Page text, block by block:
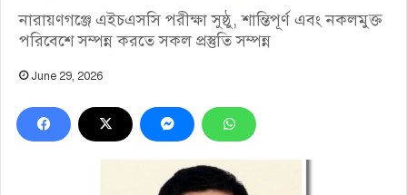
নারায়ণগঞ্জে এইচএসসি পরীক্ষা সুষ্ঠু, শান্তিপূর্ণ এবং নকলমুক্ত
পরিবেশে সম্পন্ন করতে সকল প্রস্তুতি সম্পন্ন
June 29, 2026